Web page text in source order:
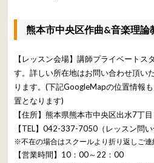
熊本市中央区作曲&音楽理
【レッスン会場】講師プライベートス
す。詳しい所在地はお問い合わせ頂い
ります。(下記GoogleMapの位置情報
置となります)
【住所】熊本県熊本市中央区出水7丁目
【TEL】042-337-7050（レッスン問い
※不在の場合はスクールより折り返しご連
【営業時間】10：00～22：00